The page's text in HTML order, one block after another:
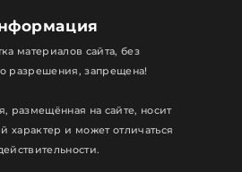
материалов сайта, без
разрешения, запрещена!
размещённая на сайте, носит
характер и может отличаться